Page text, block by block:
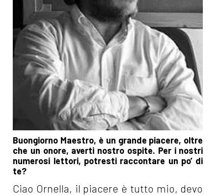
Buongiorno Maestro, è un grande piacere, oltre
che un onore, averti nostro ospite. Per i nostri
numerosi lettori, potresti raccontare un po’ di
te?
Ciao Ornella, il piacere è tutto mio, devo